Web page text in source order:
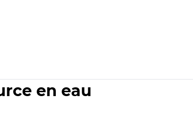
en eau